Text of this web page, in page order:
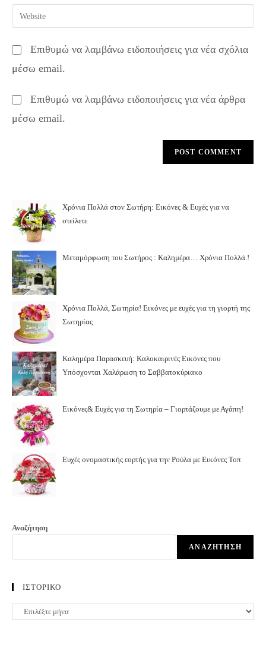
comment
email
address
comment
Enter
your
URL
(optional)
Επιθυμώ να λαμβάνω ειδοποιήσεις για νέα σχόλια
μέσω email.
Επιθυμώ να λαμβάνω ειδοποιήσεις για νέα άρθρα
μέσω email.
Χρόνια Πολλά στον Σωτήρη: Εικόνες & Ευχές για να
στείλετε
Μεταμόρφωση του Σωτήρος : Καλημέρα… Χρόνια Πολλά.!
Χρόνια Πολλά, Σωτηρία! Εικόνες με ευχές για τη γιορτή της
Σωτηρίας
Καλημέρα Παρασκευή: Καλοκαιρινές Εικόνες που
Υπόσχονται Χαλάρωση το Σαββατοκύριακο
Εικόνες& Ευχές για τη Σωτηρία – Γιορτάζουμε με Αγάπη!
Ευχές ονομαστικής εορτής για την Ρούλα με Εικόνες Τοπ
Αναζήτηση
ΑΝΑΖΉΤΗΣΗ
ΙΣΤΟΡΙΚΟ
ΙΣΤΟΡΙΚΟ